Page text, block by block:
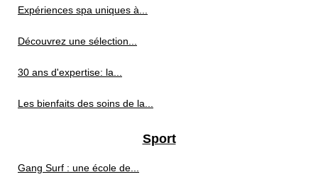
Expériences spa uniques à...
Découvrez une sélection...
30 ans d'expertise: la...
Les bienfaits des soins de la...
Sport
Gang Surf : une école de...